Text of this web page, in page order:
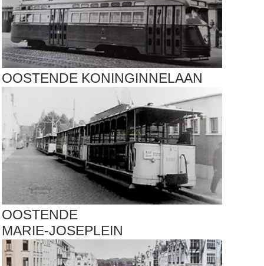
OOSTENDE KONINGINNELAAN
OOSTENDE
MARIE-JOSEPLEIN